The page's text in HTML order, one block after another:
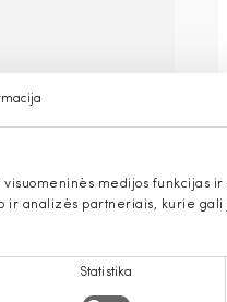
medijos funkcijas
analizės partneriais, kurie
Statistika